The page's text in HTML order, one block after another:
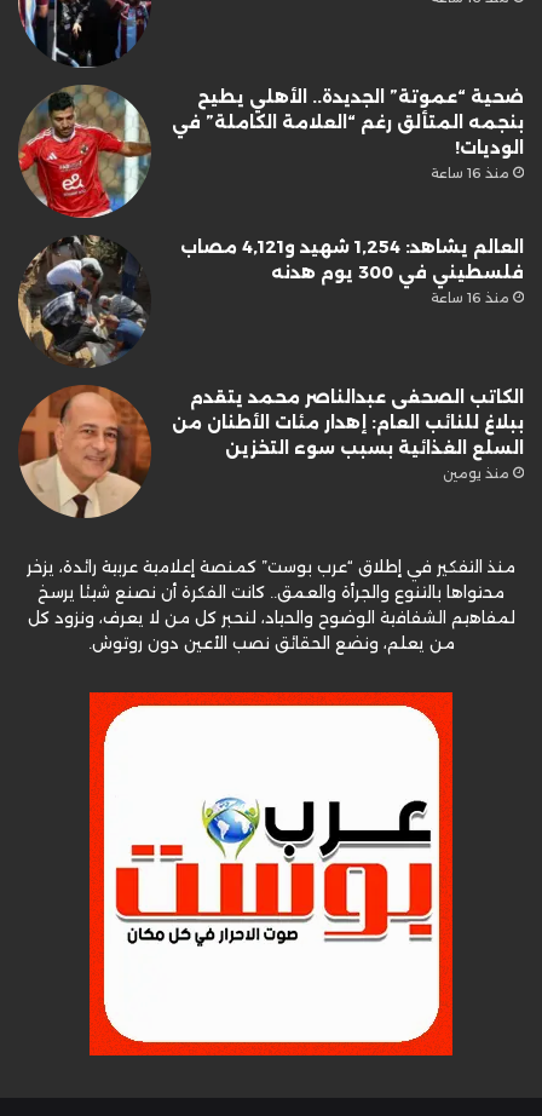
ضحية “عموتة” الجديدة.. الأهلي يطيح
بنجمه المتألق رغم “العلامة الكاملة” في
الوديات!
منذ 16 ساعة
العالم يشاهد: 1,254 شهيد و4,121 مصاب
فلسطيني في 300 يوم هدنه
منذ 16 ساعة
الكاتب الصحفى عبدالناصر محمد يتقدم
ببلاغ للنائب العام: إهدار مئات الأطنان من
السلع الغذائية بسبب سوء التخزين
منذ يومين
منذ التفكير في إطلاق “عرب بوست” كمنصة إعلامية عربية رائدة، يزخر
محتواها بالتنوع والجرأة والعمق.. كانت الفكرة أن نصنع شيئا يرسخ
لمفاهيم الشفافية الوضوح والحياد، لنحبر كل من لا يعرف، ونزود كل
من يعلم، ونضع الحقائق نصب الأعين دون روتوش.